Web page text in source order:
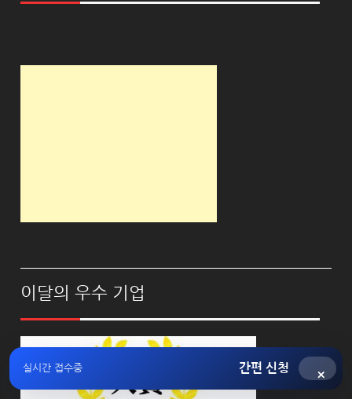
이달의 우수 기업
실시간 접수중 간편 신청
×